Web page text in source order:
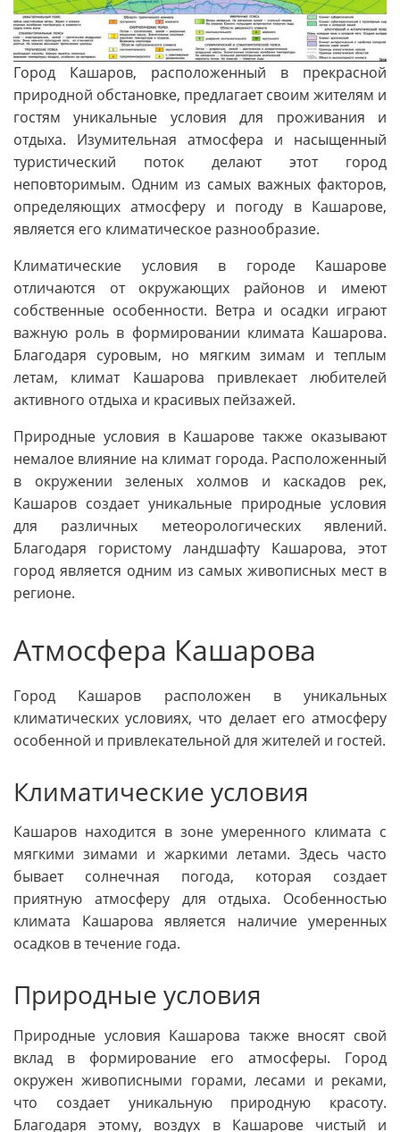
Город Кашаров, расположенный в прекрасной
природной обстановке, предлагает своим жителям и
гостям уникальные условия для проживания и
отдыха. Изумительная атмосфера и насыщенный
туристический поток делают этот город
неповторимым. Одним из самых важных факторов,
определяющих атмосферу и погоду в Кашарове,
является его климатическое разнообразие.
Климатические условия в городе Кашарове
отличаются от окружающих районов и имеют
собственные особенности. Ветра и осадки играют
важную роль в формировании климата Кашарова.
Благодаря суровым, но мягким зимам и теплым
летам, климат Кашарова привлекает любителей
активного отдыха и красивых пейзажей.
Природные условия в Кашарове также оказывают
немалое влияние на климат города. Расположенный
в окружении зеленых холмов и каскадов рек,
Кашаров создает уникальные природные условия
для различных метеорологических явлений.
Благодаря гористому ландшафту Кашарова, этот
город является одним из самых живописных мест в
регионе.
Атмосфера Кашарова
Город Кашаров расположен в уникальных
климатических условиях, что делает его атмосферу
особенной и привлекательной для жителей и гостей.
Климатические условия
Кашаров находится в зоне умеренного климата с
мягкими зимами и жаркими летами. Здесь часто
бывает солнечная погода, которая создает
приятную атмосферу для отдыха. Особенностью
климата Кашарова является наличие умеренных
осадков в течение года.
Природные условия
Природные условия Кашарова также вносят свой
вклад в формирование его атмосферы. Город
окружен живописными горами, лесами и реками,
что создает уникальную природную красоту.
Благодаря этому, воздух в Кашарове чистый и